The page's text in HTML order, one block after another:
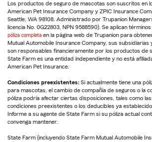
Los productos de seguro de mascotas son suscritos en
American Pet Insurance Company y ZPIC Insurance
Seattle, WA 98108. Administrado por Trupanion
licencia No. 0G22803, NPN 9588590). Se aplican
póliza completa en la página web de Trupanion para
Mutual Automobile Insurance Company, sus subsidiarias
son responsables financieramente por los productos de
State Farm es una entidad independiente y no está
American Pet Insurance.
Condiciones preexistentes: Si actualmente tiene una
para mascotas, el cambio de compañía de seguros o la
póliza podría afectar ciertas disposiciones, tales como
condiciones preexistentes o los deducibles ya
Informe a su agente de State Farm si su póliza actual
convenga mantener.
State Farm (incluyendo State Farm Mutual Automobile